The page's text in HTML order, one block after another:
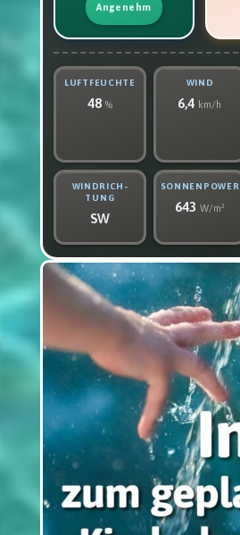
Angenehm
LUFT­FEUCH­TE
48 %
WIND
6,4 km/h
WIND­RICH­
TUNG
SW
SON­NEN­POWER
643W/m²